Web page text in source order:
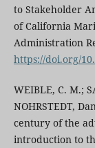
to Stakeholder
of California
Administration
https://doi.org/
WEIBLE, C. M.;
NOHRSTEDT,
century of the
introduction to